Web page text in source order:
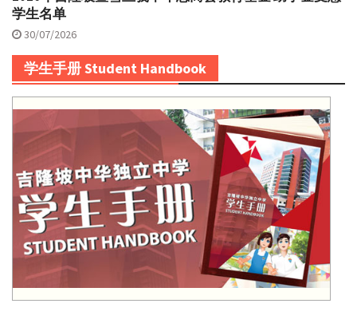
学生名单
30/07/2026
学生手册 Student Handbook